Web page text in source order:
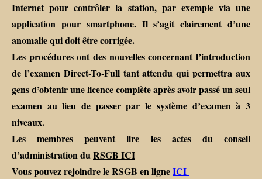
Internet pour contrôler la station, par exemple via une
application pour smartphone. Il s’agit clairement d’une
anomalie qui doit être corrigée.
Les procédures ont des nouvelles concernant l’introduction
de l’examen Direct-To-Full tant attendu qui permettra aux
gens d’obtenir une licence complète après avoir passé un seul
examen au lieu de passer par le système d’examen à 3
niveaux.
Les membres peuvent lire les actes du conseil
d’administration duRSGB ICI
Vous pouvez rejoindre le RSGB en ligneICI